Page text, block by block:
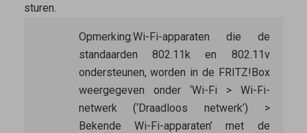
sturen.
Opmerking:Wi-Fi-apparaten die de
standaarden 802.11k en 802.11v
ondersteunen, worden in de FRITZ!Box
weergegeven onder ‘Wi-Fi > Wi-Fi-
netwerk (‘Draadloos netwerk’) >
Bekende Wi-Fi-apparaten’ met de